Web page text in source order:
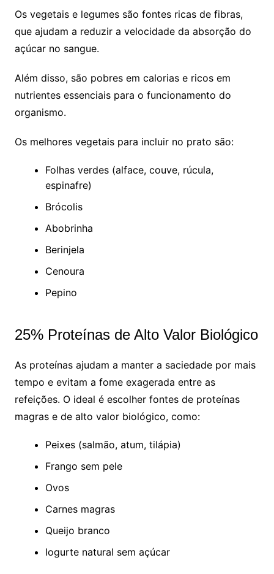
Os vegetais e legumes são fontes ricas de fibras,
que ajudam a reduzir a velocidade da absorção do
açúcar no sangue.
Além disso, são pobres em calorias e ricos em
nutrientes essenciais para o funcionamento do
organismo.
Os melhores vegetais para incluir no prato são:
Folhas verdes (alface, couve, rúcula,
espinafre)
Brócolis
Abobrinha
Berinjela
Cenoura
Pepino
25% Proteínas de Alto Valor Biológico
As proteínas ajudam a manter a saciedade por mais
tempo e evitam a fome exagerada entre as
refeições. O ideal é escolher fontes de proteínas
magras e de alto valor biológico, como:
Peixes (salmão, atum, tilápia)
Frango sem pele
Ovos
Carnes magras
Queijo branco
Iogurte natural sem açúcar